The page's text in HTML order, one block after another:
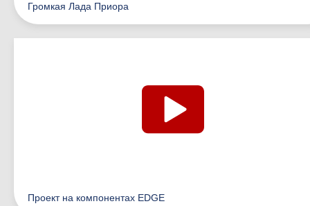
Громкая Лада Приора
Проект на компонентах EDGE